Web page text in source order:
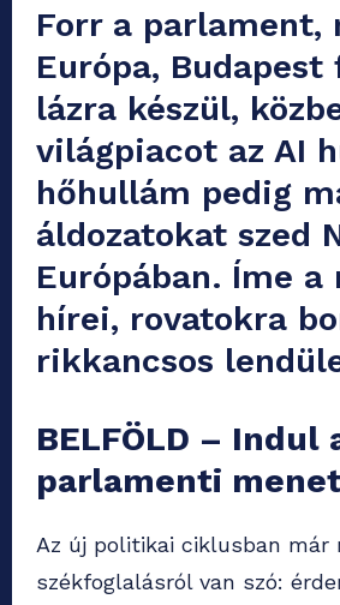
Forr a parlament,
Európa,
lázra készül,
világpiacot az AI
hőhullám pedig
áldozatokat szed
Európában. Íme a
hírei, rovatokra
rikkancsos
BELFÖLD – Indul
parlamenti
Az új politikai ciklusban már
székfoglalásról van szó: